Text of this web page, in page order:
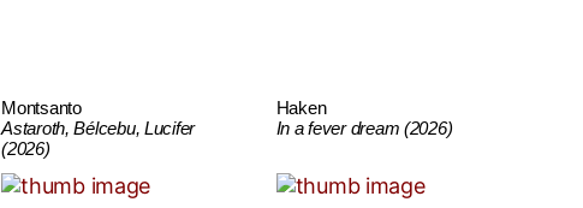
Montsanto
Astaroth, Bélcebu, Lucifer
(2026)
Haken
In a fever dream (2026)